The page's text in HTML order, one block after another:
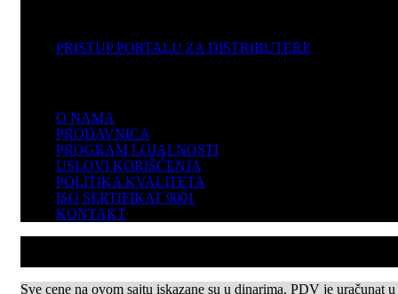
PRISTUP PORTALU ZA DISTRIBUTERE
O NAMA
PRODAVNICA
PROGRAM LOJALNOSTI
USLOVI KORIŠĆENJA
POLITIKA KVALITETA
ISO SERTIFIKAT 9001
KONTAKT
Sve cene na ovom sajtu iskazane su u dinarima. PDV je uračunat u